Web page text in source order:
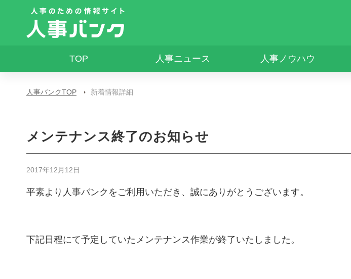
TOP 人事ニュース 人事ノウハウ
人事バンクTOP 新着情報詳細
メンテナンス終了のお知らせ
2017年12月12日
平素より人事バンクをご利用いただき、誠にありがとうございます。
下記日程にて予定していたメンテナンス作業が終了いたしました。